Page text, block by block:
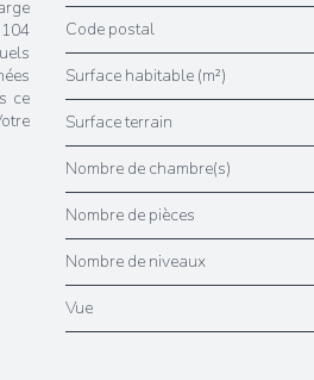
ce
Code postal
Surface habitable (m²)
surface terrain
Nombre de chambre(s)
Nombre de pièces
Nombre de niveaux
Vue